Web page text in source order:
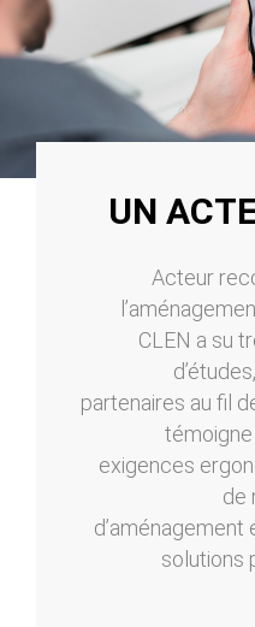
UN
Acteur
CLEN a su
partenaires au fil
témoigne
exigences
de
d’aménagement
solutions